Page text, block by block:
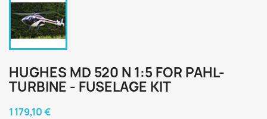
HUGHES MD 520 N 1:5 FOR PAHL-
TURBINE - FUSELAGE KIT
1 179,10 €